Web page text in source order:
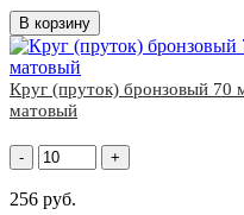
В корзину
Круг (пруток) бронзовый
матовый
- +
256 руб.